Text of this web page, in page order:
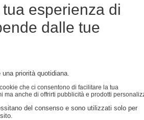
esperienza di
dalle tue
priorità quotidiana.
che ci consentono di facilitare la tua
ma anche di offrirti pubblicità e prodotti
del consenso e sono utilizzati solo per